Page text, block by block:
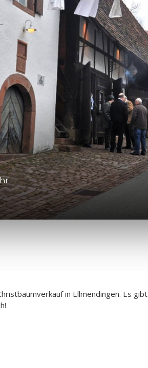
in Ellmendingen. Es gibt